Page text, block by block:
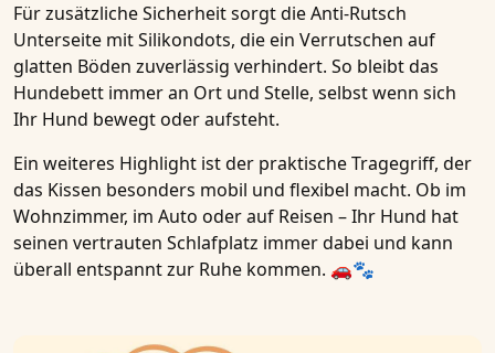
Für zusätzliche Sicherheit sorgt dieAnti-Rutsch
Unterseite mit Silikondots, die ein Verrutschen auf
glatten Böden zuverlässig verhindert. So bleibt das
Hundebett immer an Ort und Stelle, selbst wenn sich
Ihr Hund bewegt oder aufsteht.
Ein weiteres Highlight ist der praktische Tragegriff, der
das Kissen besonders mobil und flexibel macht. Ob im
Wohnzimmer, im Auto oder auf Reisen – Ihr Hund hat
seinen vertrauten Schlafplatz immer dabei und kann
überall entspannt zur Ruhe kommen. 🚗🐾